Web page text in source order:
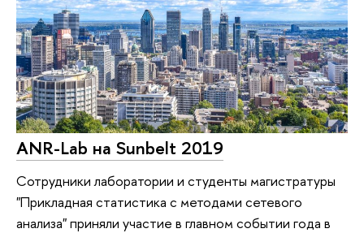
ANR-Lab на Sunbelt 2019
Сотрудники лаборатории и студенты магистратуры
"Прикладная статистика с методами сетевого
анализа" приняли участие в главном событии года в